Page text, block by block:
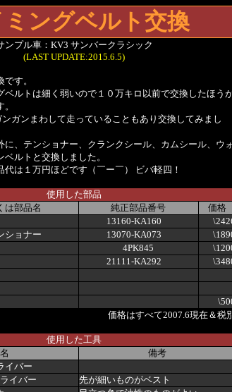
ングベルト 交換
ンプル車：KV3 サンバークラシック
(LAST UPDATE:2015.6.5)
す。
ベルトは細く弱いので１０万キロ以前で交換したほう
ガンまわして走っていることもあり交換してみまし
に、テンショナー、クランクシール、カムシール、ウォ
ルトと交換しました。
代は１万円ほどです（￣ー￣） ビバ軽四！
使用した部品
は部品名
純正部品番号
価格
13160-KA160
ショナー
13070-KA073
4PK845
21111-KA292
価格はすべて2007.6現在＆税
使用した工具
備考
イバー
イバー
先が細いものがベスト